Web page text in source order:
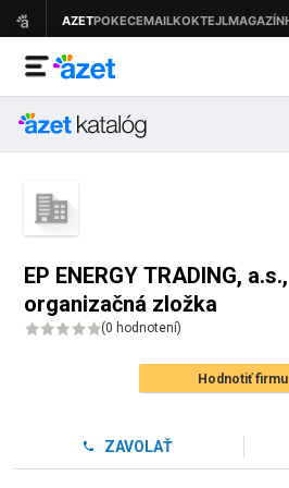
EP ENERGY TRADING, a.s.,
organizačná zložka
(0 hodnotení)
Hodnotiť firmu
ZAVOLAŤ